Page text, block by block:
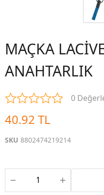
MAÇKA
ANAHTARLIK
0
40.92 TL
SKU 8802474219214